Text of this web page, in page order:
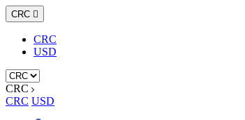
CRC 
CRC
USD
CRC
CRC USD